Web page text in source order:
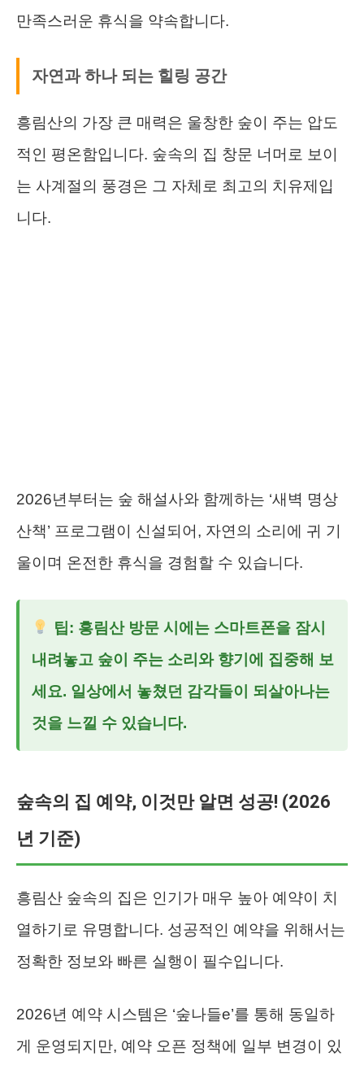
만족스러운 휴식을 약속합니다.
자연과 하나 되는 힐링 공간
흥림산의 가장 큰 매력은 울창한 숲이 주는 압도
적인 평온함입니다. 숲속의 집 창문 너머로 보이
는 사계절의 풍경은 그 자체로 최고의 치유제입
니다.
2026년부터는 숲 해설사와 함께하는 ‘새벽 명상
산책’ 프로그램이 신설되어, 자연의 소리에 귀 기
울이며 온전한 휴식을 경험할 수 있습니다.
팁: 흥림산 방문 시에는 스마트폰을 잠시
내려놓고 숲이 주는 소리와 향기에 집중해 보
세요. 일상에서 놓쳤던 감각들이 되살아나는
것을 느낄 수 있습니다.
숲속의 집 예약, 이것만 알면 성공! (2026
년 기준)
흥림산 숲속의 집은 인기가 매우 높아 예약이 치
열하기로 유명합니다. 성공적인 예약을 위해서는
정확한 정보와 빠른 실행이 필수입니다.
2026년 예약 시스템은 ‘숲나들e’를 통해 동일하
게 운영되지만, 예약 오픈 정책에 일부 변경이 있